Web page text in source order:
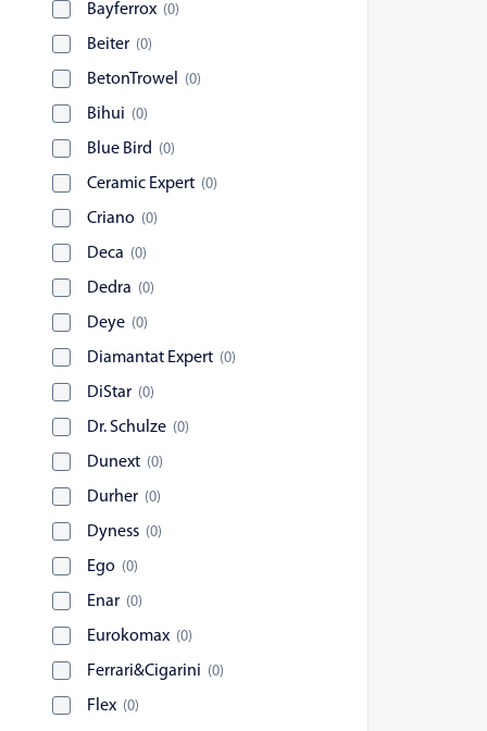
Bayferrox (0)
Beiter (0)
BetonTrowel (0)
Bihui (0)
Blue Bird (0)
Ceramic Expert (0)
Criano (0)
Deca (0)
Dedra (0)
Deye (0)
Diamantat Expert (0)
DiStar (0)
Dr. Schulze (0)
Dunext (0)
Durher (0)
Dyness (0)
Ego (0)
Enar (0)
Eurokomax (0)
Ferrari&Cigarini (0)
Flex (0)